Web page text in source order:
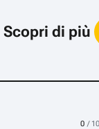
Scopri di più
0 /